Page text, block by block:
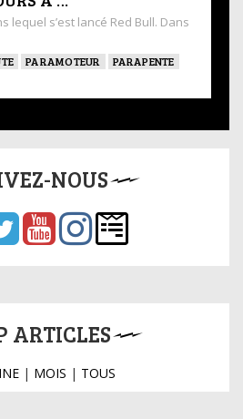
lequel s’est lancé Red Bull. Dans
PARAMOTEUR
PARAPENTE
NOUS
ARTICLES
| MOIS | TOUS